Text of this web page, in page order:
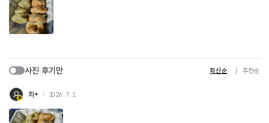
사진 후기만 최신순 추천순
최* 2026. 7. 1.